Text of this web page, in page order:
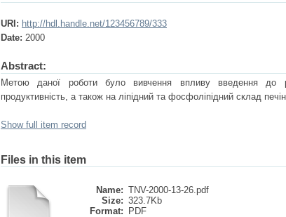
URI: http://hdl.handle.net/123456789/333
Date: 2000
Abstract:
Метою даної роботи було вивчення впливу введення до
продуктивність, а також на ліпідний та фосфоліпідний склад
Show full item record
Files in this item
Name: TNV-2000-13-26.pdf
Size: 323.7Kb
Format:
PDF